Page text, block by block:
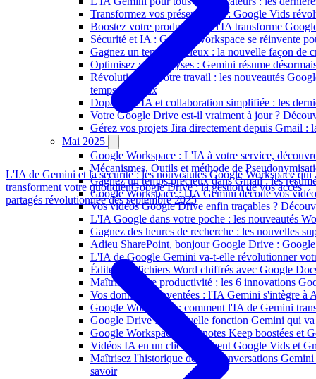
Transformez vos présentations : Google Vids
Boostez votre productivité : l'IA transforme
Sécurité et IA : Google Workspace se réinvente
Gagnez un temps précieux : la nouvelle façon de
Optimisez vos analyses : Gemini résume
Révolutionnez votre travail : les nouveautés
temps précieux
Dopage à l'IA et collaboration simplifiée : les
Votre Google Drive est-il vraiment à jour ?
Gérez vos projets Jira directement depuis Gmail
Mai 2025
Google Workspace : L'IA à votre service,
Mécanismes, Outils et méthode de
Gagnez un temps précieux dans Gmail : les
Google Workspace : l'IA Gemini décode vos
Vos vidéos Google Drive enfin traçables ?
L'IA Google dans votre poche : les nouveautés
Gagnez des heures de recherche : les nouvelles
Adieu SharePoint, bonjour Google Drive :
L'IA de Google Gemini va-t-elle révolutionner
Éditer des fichiers Word chiffrés avec Google
Maîtrisez votre productivité : les 6 innovations
Vos données réinventées : l'IA Gemini s'intègre à
Google Workspace : comment l'IA de Gemini
Google Drive : la nouvelle fonction Gemini qui va
Google Workspace : vos notes Keep boostées et
Vidéos IA en un clic : comment Google Vids et
Maîtrisez l'historique de vos conversations
savoir
L'IA de Gemini et la sécurité : les nouveautés Google Workspace qui
transforment votre quotidienGoogle Drive : la gestion de vos accès
partagés révolutionnée dès septembre 2025